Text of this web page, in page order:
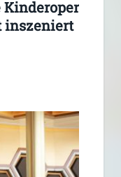
Kinderoper
inszeniert